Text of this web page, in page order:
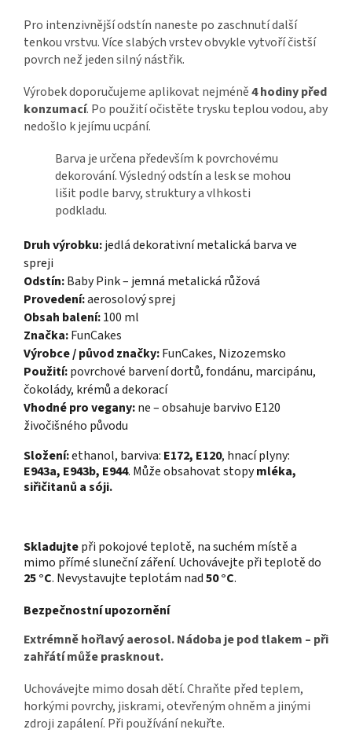
Pro intenzivnější odstín naneste po zaschnutí další
tenkou vrstvu. Více slabých vrstev obvykle vytvoří čistší
povrch než jeden silný nástřik.
Výrobek doporučujeme aplikovat nejméně4 hodiny před
konzumací. Po použití očistěte trysku teplou vodou, aby
nedošlo k jejímu ucpání.
Barva je určena především k povrchovému
dekorování. Výsledný odstín a lesk se mohou
lišit podle barvy, struktury a vlhkosti
podkladu.
Druh výrobku:jedlá dekorativní metalická barva ve
spreji
Odstín:Baby Pink – jemná metalická růžová
Provedení:aerosolový sprej
Obsah balení:100 ml
Značka:FunCakes
Výrobce / původ značky:FunCakes, Nizozemsko
Použití:povrchové barvení dortů, fondánu, marcipánu,
čokolády, krémů a dekorací
Vhodné pro vegany:ne – obsahuje barvivo E120
živočišného původu
Složení:ethanol, barviva: E172, E120, hnací plyny:
E943a, E943b, E944. Může obsahovat stopymléka,
siřičitanů a sóji.
Skladujtepři pokojové teplotě, na suchém místě a
mimo přímé sluneční záření. Uchovávejte při teplotě do
25 °C. Nevystavujte teplotám nad50 °C.
Bezpečnostní upozornění
Extrémně hořlavý aerosol. Nádoba je pod tlakem – při
zahřátí může prasknout.
Uchovávejte mimo dosah dětí. Chraňte před teplem,
horkými povrchy, jiskrami, otevřeným ohněm a jinými
zdroji zapálení. Při používání nekuřte.